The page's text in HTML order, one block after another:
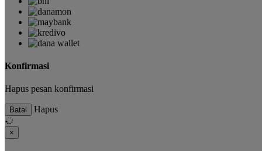
Konfirmasi
Hapus pesan konfirmasi
Batal Hapus
×